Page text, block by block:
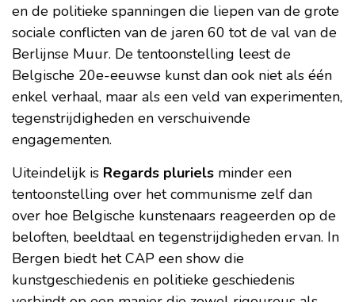
en de politieke spanningen die liepen van de grote
sociale conflicten van de jaren 60 tot de val van de
Berlijnse Muur. De tentoonstelling leest de
Belgische 20e-eeuwse kunst dan ook niet als één
enkel verhaal, maar als een veld van experimenten,
tegenstrijdigheden en verschuivende
engagementen.
Uiteindelijk is Regards pluriels minder een
tentoonstelling over het communisme zelf dan
over hoe Belgische kunstenaars reageerden op de
beloften, beeldtaal en tegenstrijdigheden ervan. In
Bergen biedt het CAP een show die
kunstgeschiedenis en politieke geschiedenis